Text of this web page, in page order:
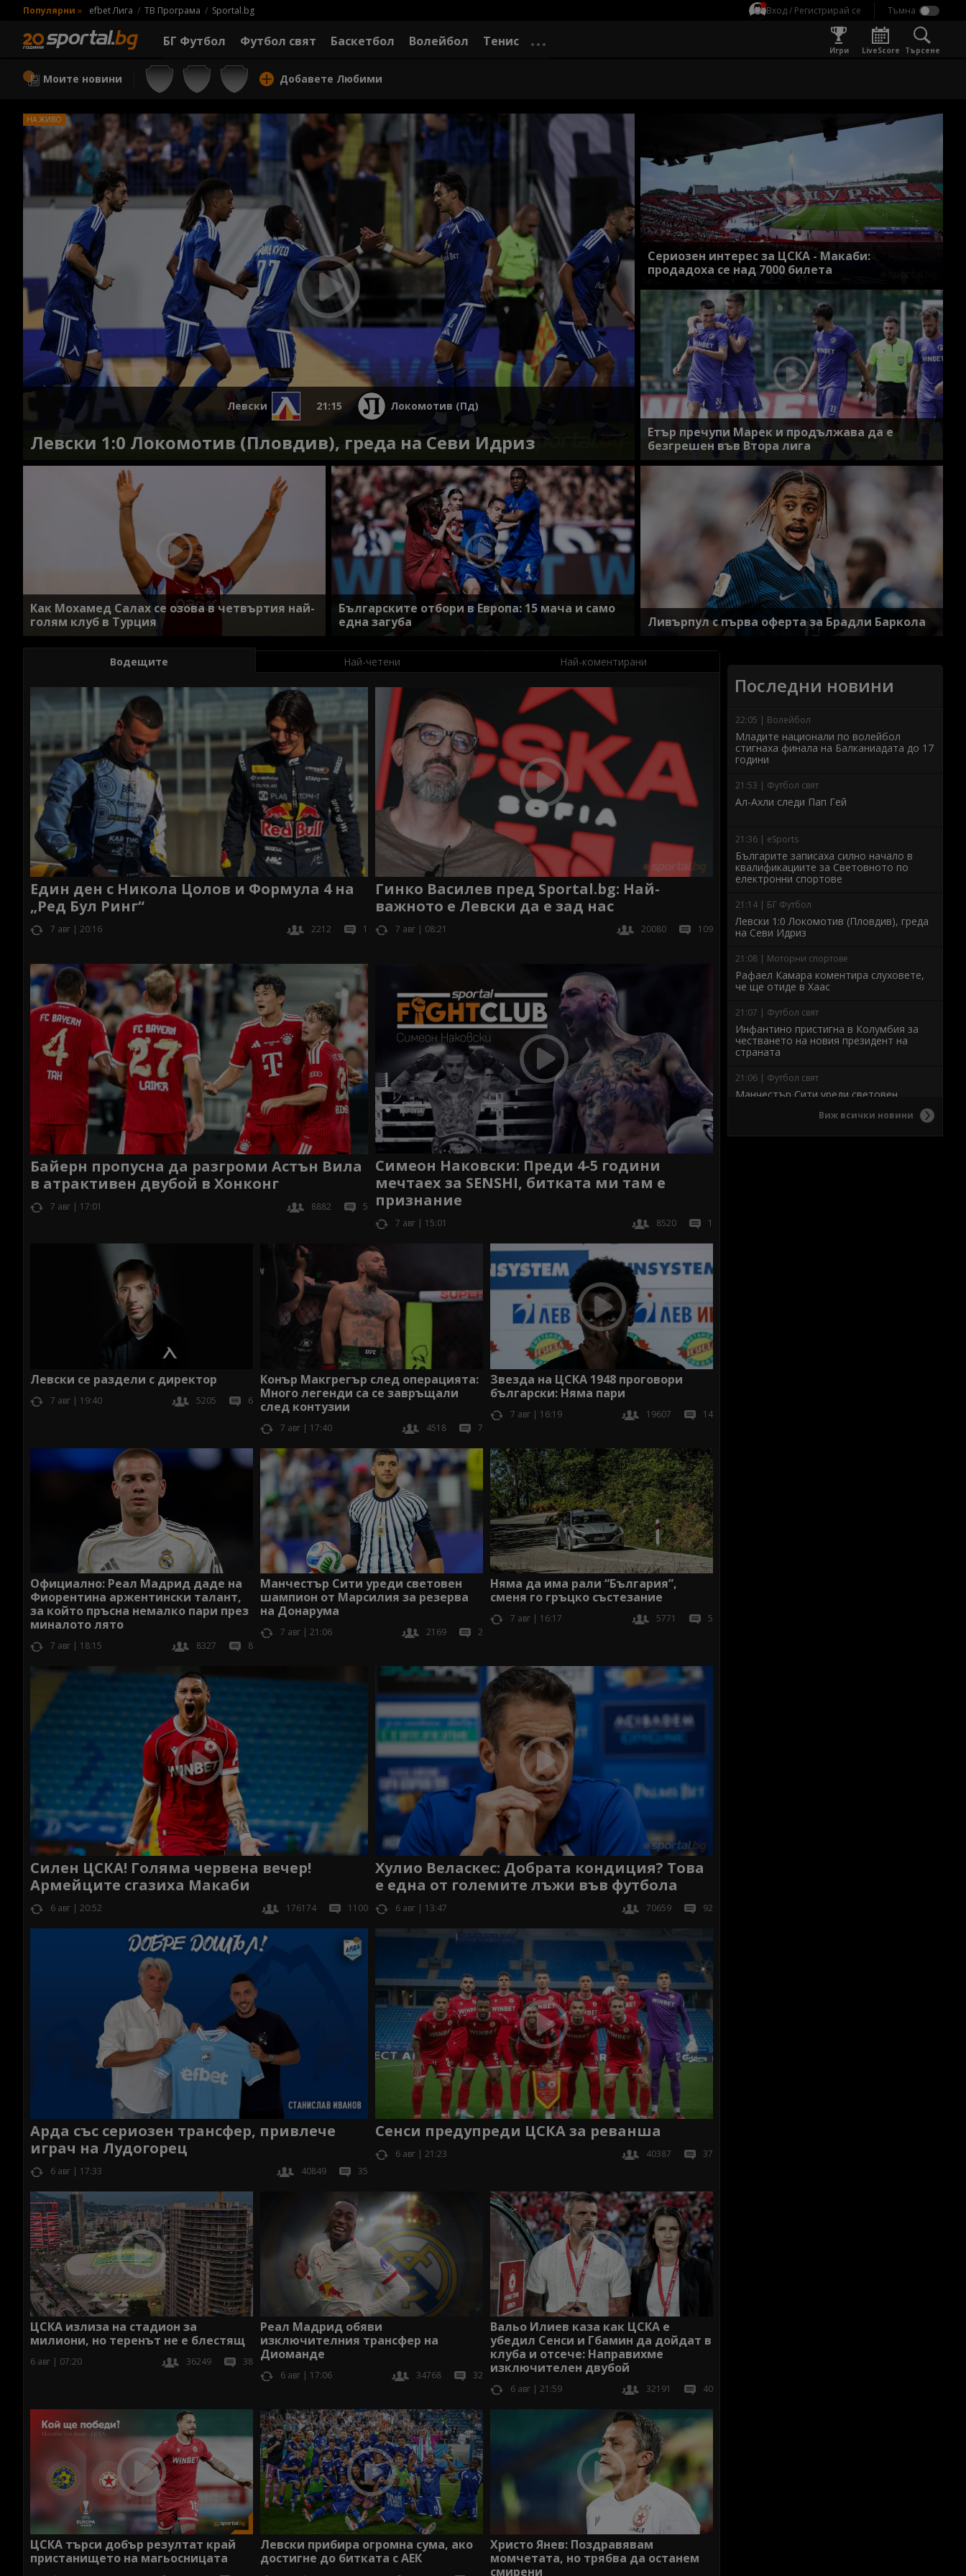
Популярни » efbet Лига ТВ Програма Sportal.bg Вход / Регистрирай се
БГ Футбол Футбол свят Баскетбол Волейбол Тенис
Игри LiveScore Търсене
Моите новини Добавете Любими
Левски 21:15 Локомотив (Пд)
Левски 1:0 Локомотив (Пловдив), греда на Севи Идриз
Сериозен интерес за ЦСКА - Макаби:
продадоха се над 7000 билета
Етър пречупи Марек и продължава да е
безгрешен във Втора лига
Как Мохамед Салах се озова в четвъртия най-
голям клуб в Турция
Българските отбори в Европа: 15 мача и само
една загуба
Ливърпул с първа оферта за Брадли Баркола
Водещите Най-четени Най-коментирани
Един ден с Никола Цолов и Формула 4 на
„Ред Бул Ринг“
7 авг | 20:16 2212 1
Гинко Василев пред Sportal.bg: Най-
важното е Левски да е зад нас
7 авг | 08:21 20080 109
Байерн пропусна да разгроми Астън Вила
в атрактивен двубой в Хонконг
7 авг | 17:01 8882 5
Симеон Наковски: Преди 4-5 години
мечтаех за SENSHI, битката ми там е
признание
7 авг | 15:01 8520 1
Левски се раздели с директор
7 авг | 19:40 5205 6
Конър Макгрегър след операцията:
Много легенди са се завръщали
след контузии
7 авг | 17:40 4518 7
Звезда на ЦСКА 1948 проговори
български: Няма пари
7 авг | 16:19 19607 14
Официално: Реал Мадрид даде на
Фиорентина аржентински талант,
за който пръсна немалко пари през
миналото лято
7 авг | 18:15 8327 8
Манчестър Сити уреди световен
шампион от Марсилия за резерва
на Донарума
7 авг | 21:06 2169 2
Няма да има рали “България”,
сменя го гръцко състезание
7 авг | 16:17 5771 5
Силен ЦСКА! Голяма червена вечер!
Армейците сгазиха Макаби
6 авг | 20:52 176174 1100
Хулио Веласкес: Добрата кондиция? Това
е една от големите лъжи във футбола
6 авг | 13:47 70659 92
Арда със сериозен трансфер, привлече
играч на Лудогорец
6 авг | 17:33 40849 35
Сенси предупреди ЦСКА за реванша
6 авг | 21:23 40387 37
ЦСКА излиза на стадион за
милиони, но теренът не е блестящ
6 авг | 07:20 36249 38
Реал Мадрид обяви
изключителния трансфер на
Диоманде
6 авг | 17:06 34768 32
Вальо Илиев каза как ЦСКА е
убедил Сенси и Гбамин да дойдат в
клуба и отсече: Направихме
изключителен двубой
6 авг | 21:59 32191 40
ЦСКА търси добър резултат край
пристанището на магьосницата
Левски прибира огромна сума, ако
достигне до битката с АЕК
Христо Янев: Поздравявам
момчетата, но трябва да останем
смирени
Последни новини
22:05 | Волейбол
Младите национали по волейбол
стигнаха финала на Балканиадата до 17
години
21:53 | Футбол свят
Ал-Ахли следи Пап Гей
21:36 | eSports
Българите записаха силно начало в
квалификациите за Световното по
електронни спортове
21:14 | БГ Футбол
Левски 1:0 Локомотив (Пловдив), греда
на Севи Идриз
21:08 | Моторни спортове
Рафаел Камара коментира слуховете,
че ще отиде в Хаас
21:07 | Футбол свят
Инфантино пристигна в Колумбия за
честването на новия президент на
страната
21:06 | Футбол свят
Манчестър Сити уреди световен
Виж всички новини